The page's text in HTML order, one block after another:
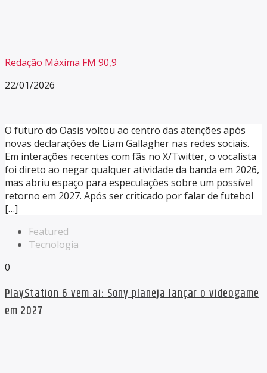
Redação Máxima FM 90,9
22/01/2026
O futuro do Oasis voltou ao centro das atenções após
novas declarações de Liam Gallagher nas redes sociais.
Em interações recentes com fãs no X/Twitter, o vocalista
foi direto ao negar qualquer atividade da banda em 2026,
mas abriu espaço para especulações sobre um possível
retorno em 2027. Após ser criticado por falar de futebol
[…]
Featured
Tecnologia
0
PlayStation 6 vem aí: Sony planeja lançar o videogame
em 2027